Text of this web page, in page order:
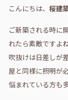
こんにちは、 桜建
ご新築される時に
れたら素敵ですよね
吹抜けは日差しが
屋と同様に照明が
悩まれている方も